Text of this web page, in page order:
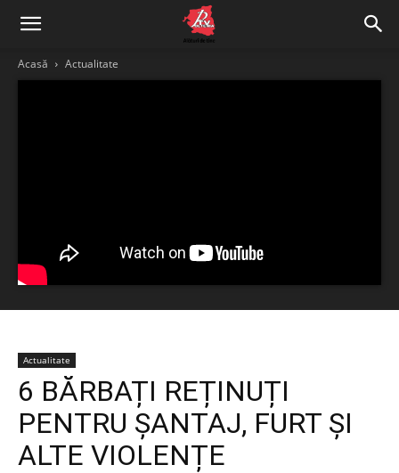
Acasă Actualitate
Actualitate
6 BĂRBAȚI REȚINUȚI
PENTRU ȘANTAJ, FURT ȘI
ALTE VIOLENȚE